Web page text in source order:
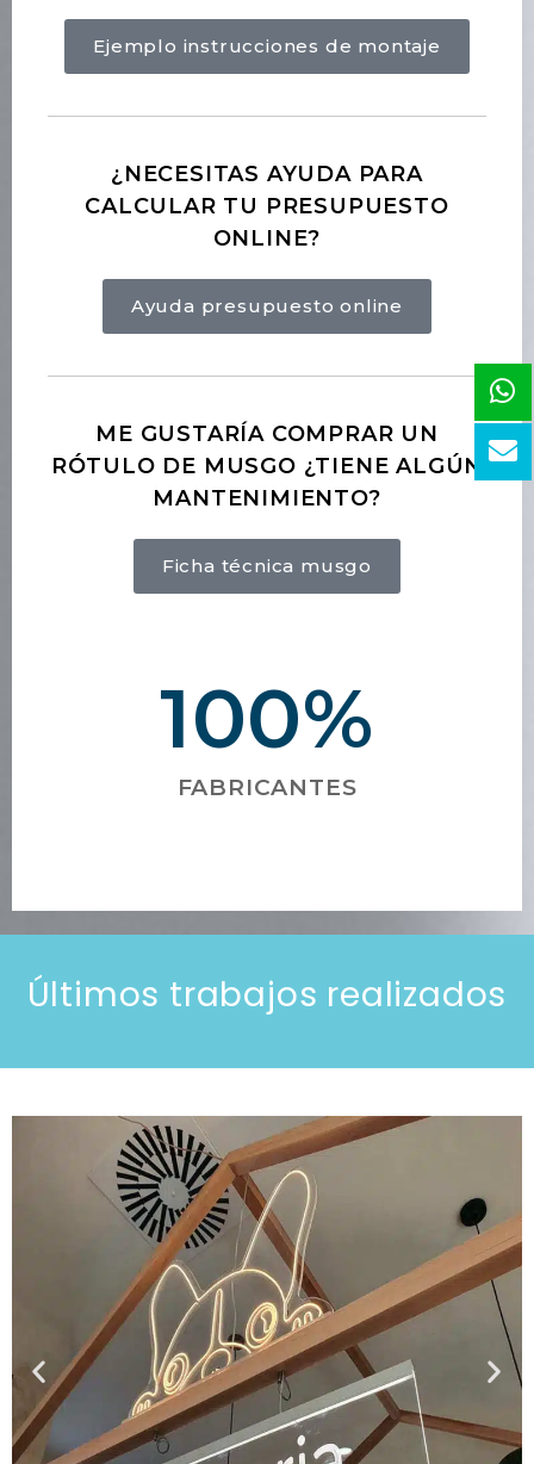
Ejemplo instrucciones de montaje
¿NECESITAS AYUDA PARA
CALCULAR TU PRESUPUESTO
ONLINE?
Ayuda presupuesto online
ME GUSTARÍA COMPRAR UN
RÓTULO DE MUSGO ¿TIENE ALGÚN
MANTENIMIENTO?
Ficha técnica musgo
FABRICANTES
100%
Últimos trabajos realizados